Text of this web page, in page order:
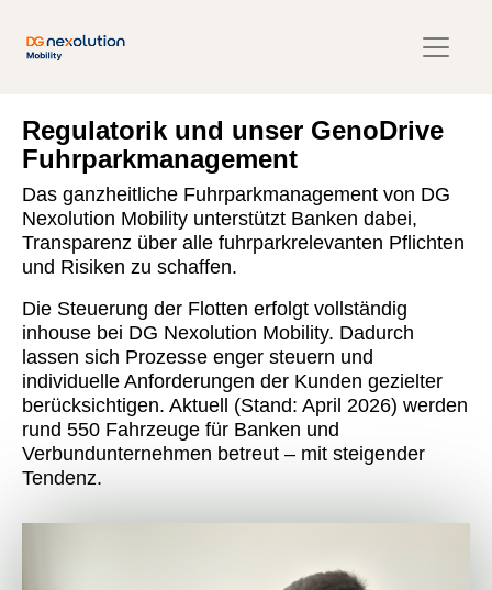
Regulatorik und unser GenoDrive
Fuhrparkmanagement
Das ganzheitliche Fuhrparkmanagement von DG
Nexolution Mobility unterstützt Banken dabei,
Transparenz über alle fuhrparkrelevanten Pflichten
und Risiken zu schaffen.
Die Steuerung der Flotten erfolgt vollständig
inhouse bei DG Nexolution Mobility. Dadurch
lassen sich Prozesse enger steuern und
individuelle Anforderungen der Kunden gezielter
berücksichtigen. Aktuell (Stand: April 2026) werden
rund 550 Fahrzeuge für Banken und
Verbundunternehmen betreut – mit steigender
Tendenz.